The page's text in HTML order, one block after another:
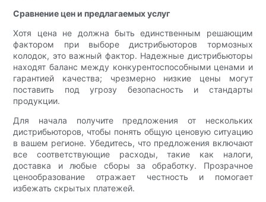
Сравнение цен и предлагаемых услуг
Хотя цена не должна быть единственным решающим
фактором при выборе дистрибьюторов тормозных
колодок, это важный фактор. Надежные дистрибьюторы
находят баланс между конкурентоспособными ценами и
гарантией качества; чрезмерно низкие цены могут
поставить под угрозу безопасность и стандарты
продукции.
Для начала получите предложения от нескольких
дистрибьюторов, чтобы понять общую ценовую ситуацию
в вашем регионе. Убедитесь, что предложения включают
все соответствующие расходы, такие как налоги,
доставка и любые сборы за обработку. Прозрачное
ценообразование отражает честность и помогает
избежать скрытых платежей.